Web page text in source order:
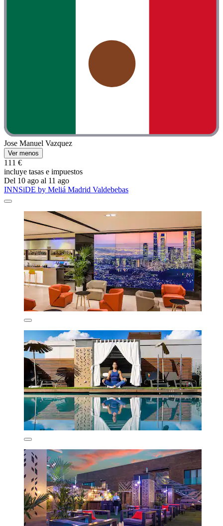
Jose Manuel Vazquez
Ver menos
111 €
incluye tasas e impuestos
Del 10 ago al 11 ago
INNSiDE by Meliá Madrid Valdebebas